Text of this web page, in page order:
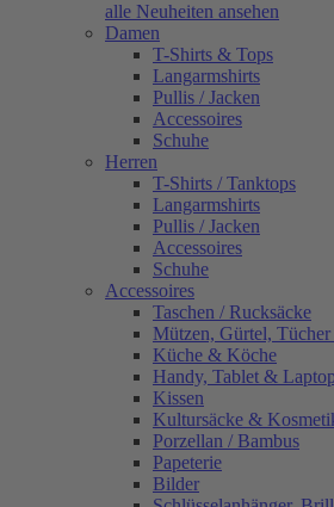
alle Neuheiten ansehen
Damen
T-Shirts & Tops
Langarmshirts
Pullis / Jacken
Accessoires
Schuhe
Herren
T-Shirts / Tanktops
Langarmshirts
Pullis / Jacken
Accessoires
Schuhe
Accessoires
Taschen / Rucksäcke
Mützen, Gürtel,
Küche & Köche
Handy, Tablet &
Kissen
Kultursäcke &
Porzellan / Bambus
Papeterie
Bilder